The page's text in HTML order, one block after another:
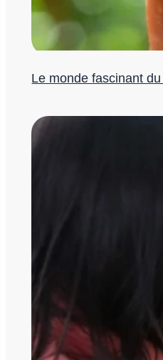
Le monde fascinant